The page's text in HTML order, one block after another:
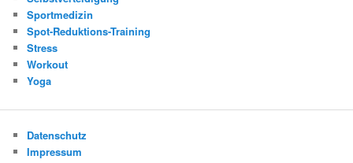
Sportmedizin
Spot-Reduktions-Training
Stress
Workout
Yoga
Datenschutz
Impressum